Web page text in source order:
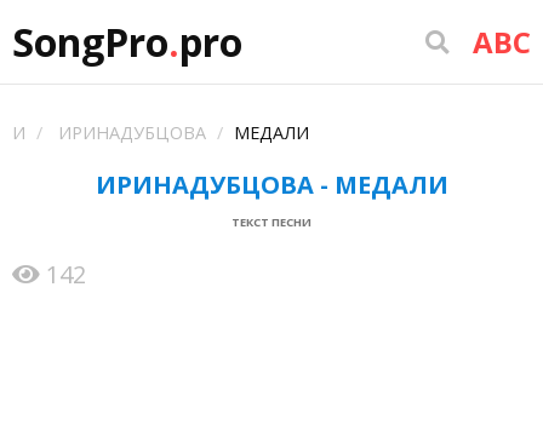
SongPro.pro ABC
И ИРИНАДУБЦОВА МЕДАЛИ
ИРИНАДУБЦОВА - МЕДАЛИ
ТЕКСТ ПЕСНИ
142